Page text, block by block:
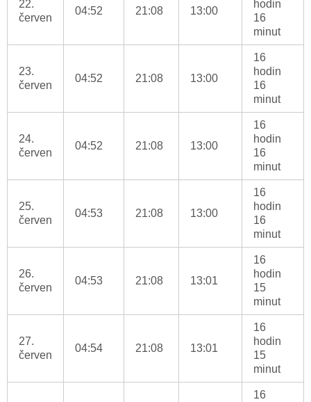
22.
červen
04:52 21:08 13:00
hodin
16
minut
23.
červen
04:52 21:08 13:00
16
hodin
16
minut
24.
červen
04:52 21:08 13:00
16
hodin
16
minut
25.
červen
04:53 21:08 13:00
16
hodin
16
minut
26.
červen
04:53 21:08 13:01
16
hodin
15
minut
27.
červen
04:54 21:08 13:01
16
hodin
15
minut
16